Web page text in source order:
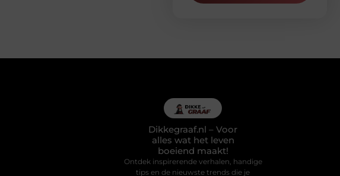
Dikkegraaf.nl – Voor
alles wat het leven
boeiend maakt!
Ontdek inspirerende verhalen, handige
tips en de nieuwste trends die je